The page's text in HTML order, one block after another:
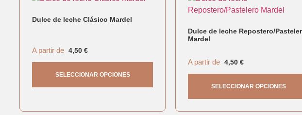
Dulce de leche Clásico Mardel
A partir de 4,50 €
SELECCIONAR OPCIONES
Dulce de leche Repostero/
Mardel
A partir de 4,50 €
SELECCIONAR OPCIONES